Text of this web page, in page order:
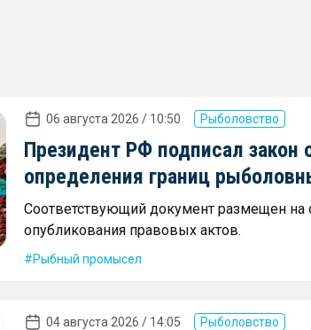
06 августа 2026 / 10:50 Рыболовство
Президент РФ подписал закон
определения границ
Соответствующий документ размещен на
опубликования правовых актов.
Рыбный промысел
04 августа 2026 / 14:05 Рыболовство